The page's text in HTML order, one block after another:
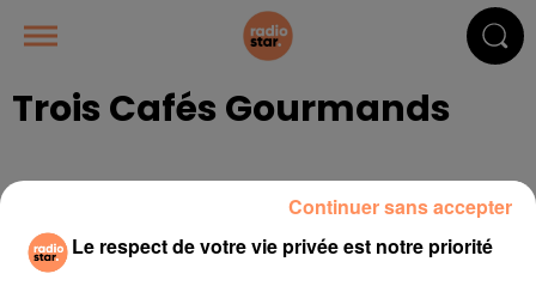
Trois Cafés Gourmands
Publié : 28 janvier 2019 à 10h08
Le respect de votre vie privée est notre priorité
Continuer sans accepter